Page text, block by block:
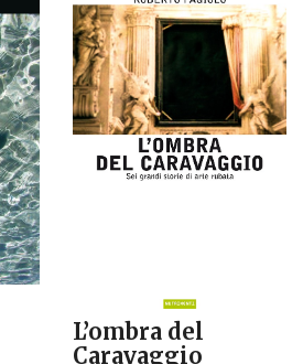
L’ombra del
Caravaggio